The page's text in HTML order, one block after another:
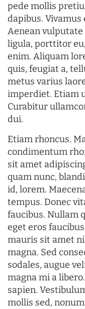
pede mollis
dapibus.
Aenean
ligula, porttitor
enim. Aliquam
quis, feugiat a,
metus varius
imperdiet. Etiam
Curabitur
dui.
Etiam rhoncus.
condimentum
sit amet
quam nunc,
id, lorem.
tempus. Donec
faucibus. Nullam
eget eros
mauris sit amet
magna. Sed
sodales, augue
magna mi a
sapien.
mollis sed,